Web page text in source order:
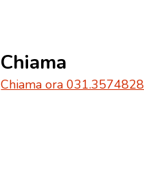
Chiama
Chiama ora 031.3574828